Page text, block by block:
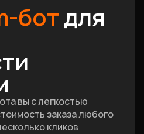
ботдля
вы с легкостью
заказа любого
кликов